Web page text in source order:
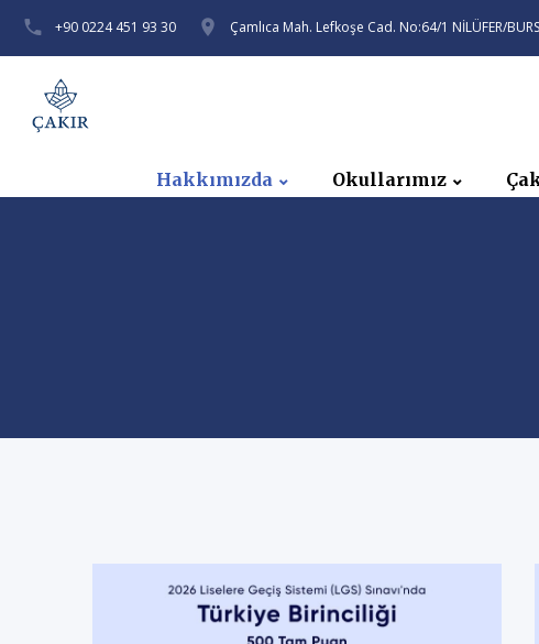
+90 0224 451 93 30 Çamlıca Mah. Lefkoşe Cad. No:64/1 NİLÜFER/
Hakkımızda Okullarımız